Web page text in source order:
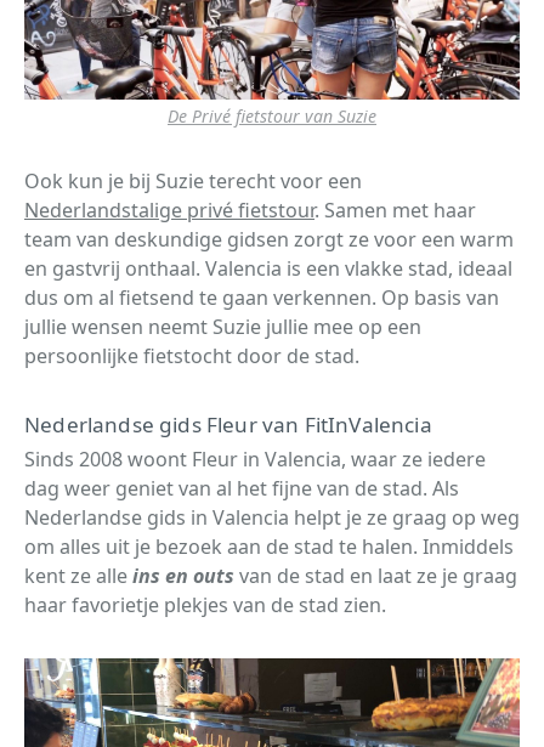
De Privé fietstour van Suzie
Ook kun je bij Suzie terecht voor een
Nederlandstalige privé fietstour. Samen met haar
team van deskundige gidsen zorgt ze voor een warm
en gastvrij onthaal. Valencia is een vlakke stad, ideaal
dus om al fietsend te gaan verkennen. Op basis van
jullie wensen neemt Suzie jullie mee op een
persoonlijke fietstocht door de stad.
Nederlandse gids Fleur van FitInValencia
Sinds 2008 woont Fleur in Valencia, waar ze iedere
dag weer geniet van al het fijne van de stad. Als
Nederlandse gids in Valencia helpt je ze graag op weg
om alles uit je bezoek aan de stad te halen. Inmiddels
kent ze alleins en outs van de stad en laat ze je graag
haar favorietje plekjes van de stad zien.